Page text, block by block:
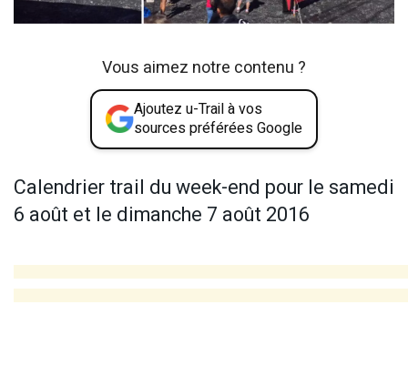
Vous aimez notre contenu ?
Ajoutez u-Trail à vos
sources préférées Google
Calendrier trail du week-end pour le samedi
6 août et le dimanche 7 août 2016